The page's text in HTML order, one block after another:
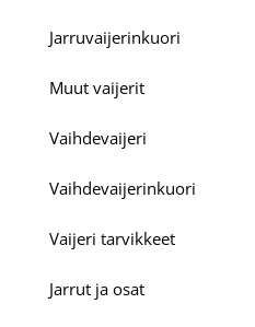
Jarruvaijerinkuori
Muut vaijerit
Vaihdevaijeri
Vaihdevaijerinkuori
Vaijeri tarvikkeet
Jarrut ja osat